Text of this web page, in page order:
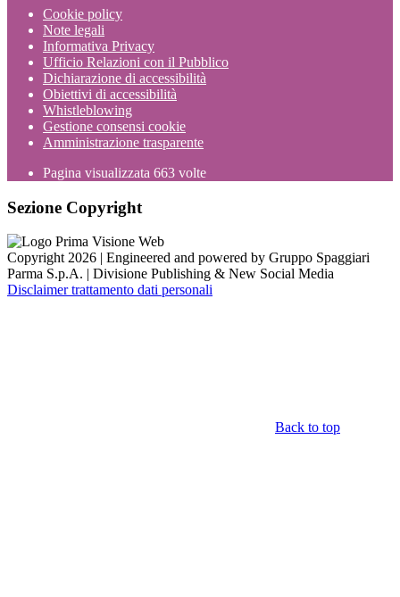
Cookie policy
Note legali
Informativa Privacy
Ufficio Relazioni con il Pubblico
Dichiarazione di accessibilità
Obiettivi di accessibilità
Whistleblowing
Gestione consensi cookie
Amministrazione trasparente
Pagina visualizzata 663 volte
Sezione Copyright
Copyright 2026 | Engineered and powered by Gruppo Spaggiari
Parma S.p.A. | Divisione Publishing & New Social Media
Disclaimer trattamento dati personali
Back to top